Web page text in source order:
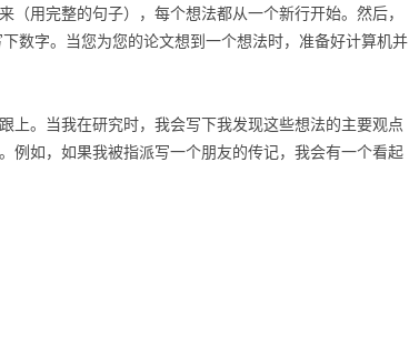
（用完整的句子），每个想法都从一个新行开始。 然后，
数字。
当您为您的论文想到一个想法时，准备好计算机并
上。
当我在研究时，我会写下我发现这些想法的主要观点
例如，如果我被指派写一个朋友的传记，我会有一个看起